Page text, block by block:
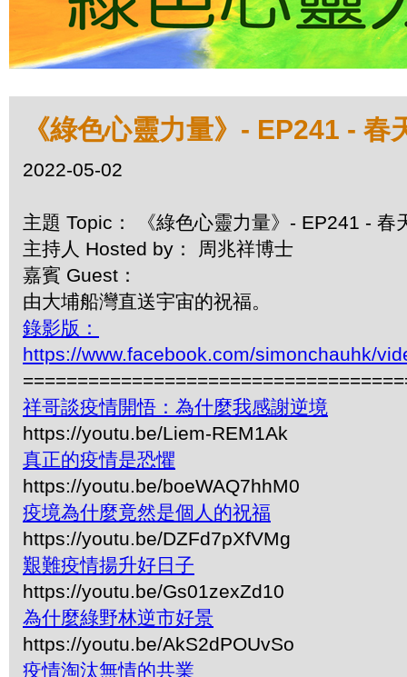
《綠色心靈力量》- EP241 - 春
2022-05-02
主題 Topic： 《綠色心靈力量》- EP241 - 春
主持人 Hosted by： 周兆祥博士
嘉賓 Guest：
由大埔船灣直送宇宙的祝福。
錄影版：
https://www.facebook.com/simonchauhk/
祥哥談疫情開悟：為什麼我感謝逆境
https://youtu.be/Liem-REM1Ak
真正的疫情是恐懼
https://youtu.be/boeWAQ7hhM0
疫境為什麼竟然是個人的祝福
https://youtu.be/DZFd7pXfVMg
艱難疫情揚升好日子
https://youtu.be/Gs01zexZd10
為什麼綠野林逆市好景
https://youtu.be/AkS2dPOUvSo
疫情淘汰無情的共業